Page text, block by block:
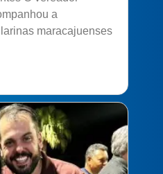
a
maracajuenses